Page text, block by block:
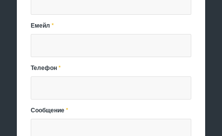
Емейл*
Телефон*
Сообщение*